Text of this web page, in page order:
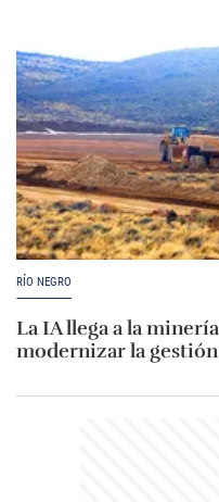
RÍO NEGRO
La IA llega a la
modernizar la